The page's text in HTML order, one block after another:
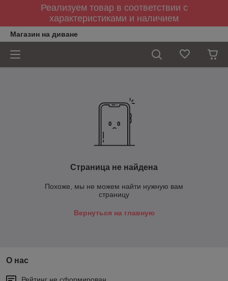
Реализуем товар в соответствии с
характеристиками и наличием
Магазин на диване
Страница не найдена
Похоже, мы не можем найти нужную вам
страницу
Вернуться на главную
О нас